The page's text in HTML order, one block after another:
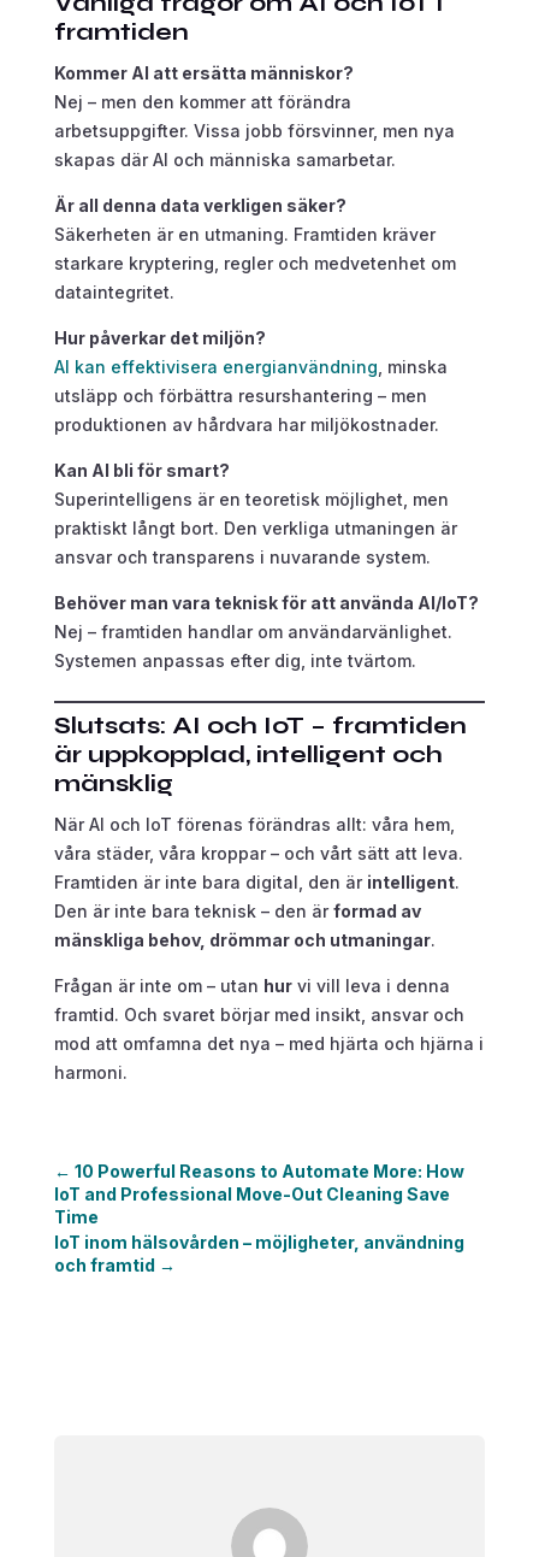
framtiden
Kommer AI att ersätta människor?
Nej – men den kommer att förändra
arbetsuppgifter. Vissa jobb försvinner, men nya
skapas där AI och människa samarbetar.
Är all denna data verkligen säker?
Säkerheten är en utmaning. Framtiden kräver
starkare kryptering, regler och medvetenhet om
dataintegritet.
Hur påverkar det miljön?
AI kan effektivisera energianvändning , minska
utsläpp och förbättra resurshantering – men
produktionen av hårdvara har miljökostnader.
Kan AI bli för smart?
Superintelligens är en teoretisk möjlighet, men
praktiskt långt bort. Den verkliga utmaningen är
ansvar och transparens i nuvarande system.
Behöver man vara teknisk för att använda AI/IoT?
Nej – framtiden handlar om användarvänlighet.
Systemen anpassas efter dig, inte tvärtom.
Slutsats: AI och IoT – framtiden
är uppkopplad, intelligent och
mänsklig
När AI och IoT förenas förändras allt: våra hem,
våra städer, våra kroppar – och vårt sätt att leva.
Framtiden är inte bara digital, den är intelligent.
Den är inte bara teknisk – den ärformad av
mänskliga behov, drömmar och utmaningar.
Frågan är inte om – utan hurvi vill leva i denna
framtid. Och svaret börjar med insikt, ansvar och
mod att omfamna det nya – med hjärta och hjärna i
harmoni.
← 10 Powerful Reasons to Automate More: How
IoT and Professional Move-Out Cleaning Save
Time
IoT inom hälsovården – möjligheter, användning
och framtid →